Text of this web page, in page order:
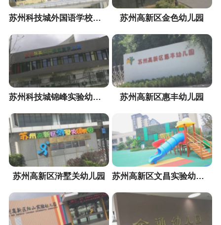
苏州科技城外国语学校附属第二幼儿园 苏州高新区金色幼儿园
苏州科技城锦峰实验幼儿园 苏州高新区惠丰幼儿园
苏州高新区浒墅关幼儿园 苏州高新区文昌实验幼儿园